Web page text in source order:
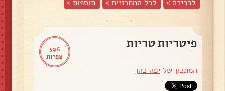
לכריכה > לכל המתכונים > תוספות>
396
צפיות
פיטריות טריות
המתכון של יפה כהן